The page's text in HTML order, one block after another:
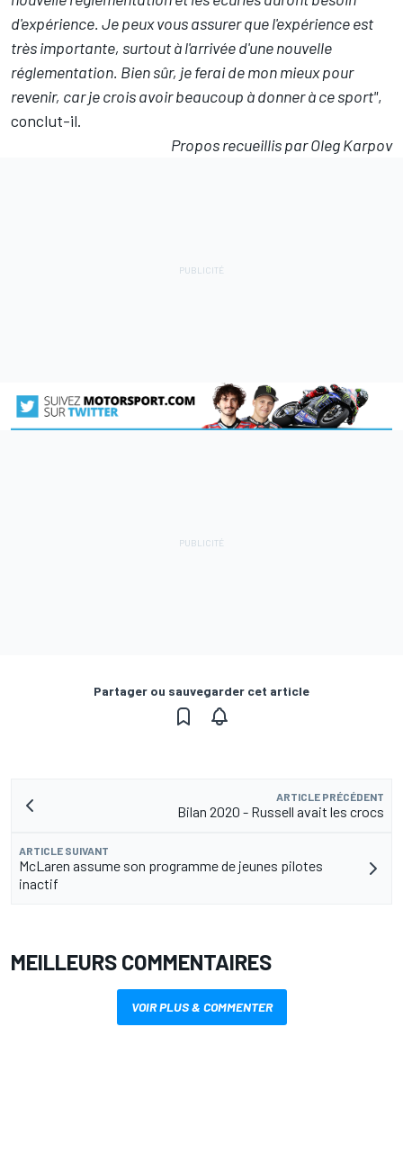
d'expérience. Je peux vous assurer que l'expérience est
très importante, surtout à l'arrivée d'une nouvelle
réglementation. Bien sûr, je ferai de mon mieux pour
revenir, car je crois avoir beaucoup à donner à ce sport",
conclut-il.
Propos recueillis par Oleg Karpov
Partager ou sauvegarder cet article
ARTICLE PRÉCÉDENT
Bilan 2020 - Russell avait les crocs
ARTICLE SUIVANT
McLaren assume son programme de jeunes pilotes
inactif
MEILLEURS COMMENTAIRES
VOIR PLUS & COMMENTER